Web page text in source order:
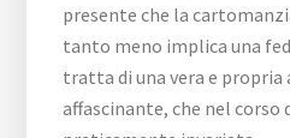
presente che la
tanto meno implica una
tratta di una vera e propria
affascinante, che nel corso